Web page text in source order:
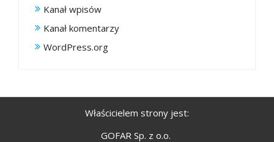
Kanał wpisów
Kanał komentarzy
WordPress.org
Właścicielem strony jest:
GOFAR Sp. z o.o.